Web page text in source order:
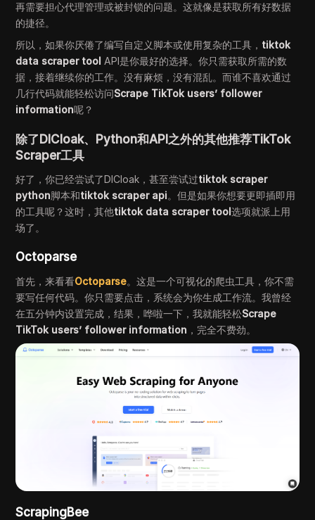
再需要担心代理管理或被封锁的问题。这就像是获取所有好数据
的捷径。
所以，如果你厌倦了编写自定义脚本或使用复杂的工具， tiktok
data scraper tool API是你最好的选择。你只需获取所需的数
据，接着继续你的工作。没有麻烦，没有混乱。而谁不喜欢通过
几行代码就能轻松访问Scrape TikTok users’ follower
information呢？
除了DICloak、Python和API之外的其他推荐TikTok
Scraper工具
好了，你已经尝试了DICloak，甚至尝试过tiktok scraper
python脚本和tiktok scraper api。但是如果你想要更即插即用
的工具呢？这时，其他tiktok data scraper tool选项就派上用
场了。
Octoparse
首先，来看看Octoparse。这是一个可视化的爬虫工具，你不需
要写任何代码。你只需要点击，系统会为你生成工作流。我曾经
在五分钟内设置完成，结果，哗啦一下，我就能轻松Scrape
TikTok users’ follower information ，完全不费劲。
ScrapingBee